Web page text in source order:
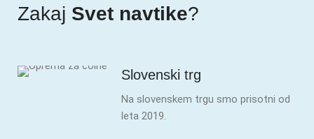
Zakaj Svet navtike?
Slovenski trg
Na slovenskem trgu smo prisotni od
leta 2019.